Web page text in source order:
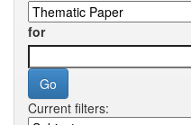
for
Current filters: